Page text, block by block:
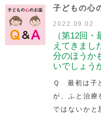
子どもの心
2022.09.02
（第12回
えてきまし
分のほうか
いでしょう
Ｑ 最初は子
が、ふと治療
ではないかと